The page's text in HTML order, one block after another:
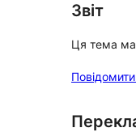
Звіт
Ця тема